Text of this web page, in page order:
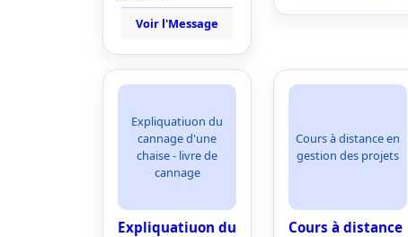
Voir l'Message
Expliquatiuon du
cannage d'une
chaise - livre de
cannage
Expliquatiuon du
Cours à distance en
gestion des projets
Cours à distance